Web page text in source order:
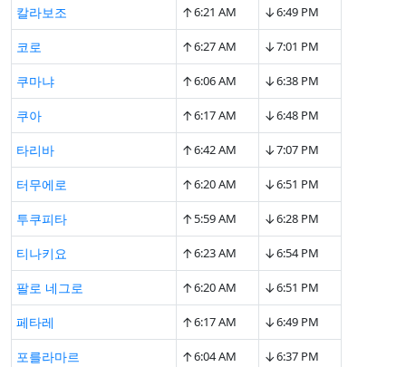
칼라보조 ↑6:21 AM ↓6:49 PM
코로 ↑6:27 AM ↓7:01 PM
쿠마냐 ↑6:06 AM ↓6:38 PM
쿠아 ↑6:17 AM ↓6:48 PM
타리바 ↑6:42 AM ↓7:07 PM
터무에로 ↑6:20 AM ↓6:51 PM
투쿠피타 ↑5:59 AM ↓6:28 PM
티나키요 ↑6:23 AM ↓6:54 PM
팔로 네그로 ↑6:20 AM ↓6:51 PM
페타레 ↑6:17 AM ↓6:49 PM
포를라마르 ↑6:04 AM ↓6:37 PM